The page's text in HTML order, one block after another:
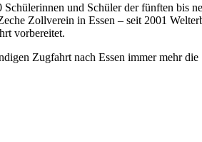
und Schüler der fünften bis
Zollverein in Essen – seit 2001
vorbereitet.
Zugfahrt nach Essen immer mehr